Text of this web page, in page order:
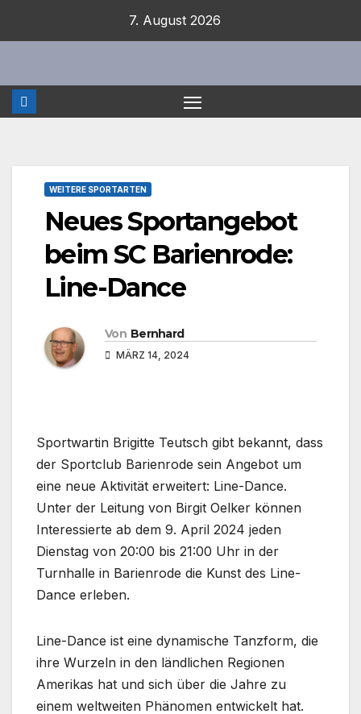
7. August 2026
WEITERE SPORTARTEN
Neues Sportangebot
beim SC Barienrode:
Line-Dance
Von Bernhard
MÄRZ 14, 2024
Sportwartin Brigitte Teutsch gibt bekannt, dass
der Sportclub Barienrode sein Angebot um
eine neue Aktivität erweitert: Line-Dance.
Unter der Leitung von Birgit Oelker können
Interessierte ab dem 9. April 2024 jeden
Dienstag von 20:00 bis 21:00 Uhr in der
Turnhalle in Barienrode die Kunst des Line-
Dance erleben.
Line-Dance ist eine dynamische Tanzform, die
ihre Wurzeln in den ländlichen Regionen
Amerikas hat und sich über die Jahre zu
einem weltweiten Phänomen entwickelt hat.